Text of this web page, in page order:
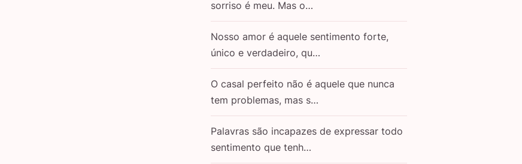
sorriso é meu. Mas o…
Nosso amor é aquele sentimento forte,
único e verdadeiro, qu…
O casal perfeito não é aquele que nunca
tem problemas, mas s…
Palavras são incapazes de expressar todo
sentimento que tenh…